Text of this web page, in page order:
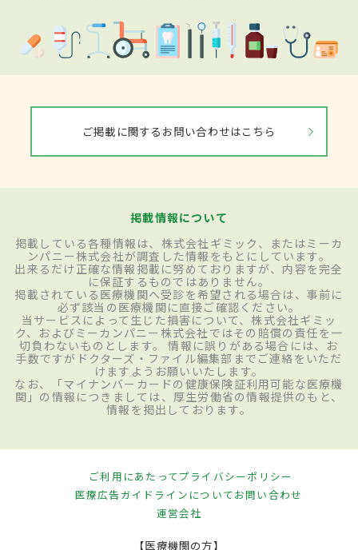
ご掲載に関するお問い合わせはこちら
掲載情報について
掲載している各種情報は、株式会社ギミック、またはミーカ
ンパニー株式会社が調査した情報をもとにしています。
出来るだけ正確な情報掲載に努めておりますが、内容を完全
に保証するものではありません。
掲載されている医療機関へ受診を希望される場合は、事前に
必ず該当の医療機関に直接ご確認ください。
当サービスによって生じた損害について、株式会社ギミッ
ク、およびミーカンパニー株式会社ではその賠償の責任を一
切負わないものとします。 情報に誤りがある場合には、お
手数ですがドクターズ・ファイル編集部までご連絡をいただ
けますようお願いいたします。
なお、「マイナンバーカードの健康保険証利用可能な医療機
関」の情報につきましては、厚生労働省の情報提供のもと、
情報を掲出しております。
ご利用にあたってプライバシーポリシー
医療広告ガイドラインについてお問い合わせ
運営会社
【医療機関の方】